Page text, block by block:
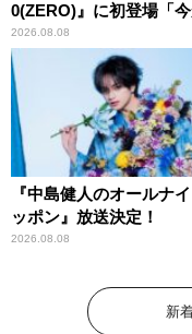
0(ZERO)』に初登場「
とてもワクワクしており
す！」
2026.08.08
『中島健人のオールナ
ッポン』放送決定！
2026.08.08
新